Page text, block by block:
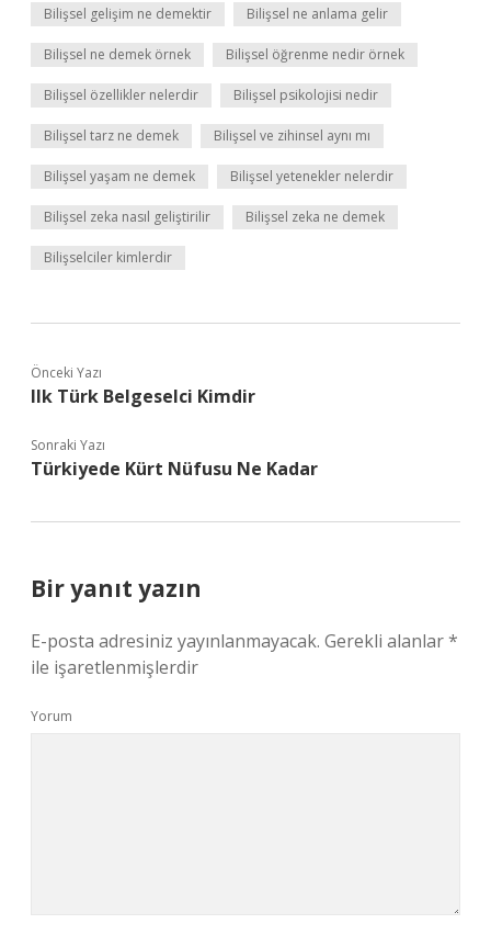
Bilişsel gelişim ne demektir Bilişsel ne anlama gelir
Bilişsel ne demek örnek Bilişsel öğrenme nedir örnek
Bilişsel özellikler nelerdir Bilişsel psikolojisi nedir
Bilişsel tarz ne demek Bilişsel ve zihinsel aynı mı
Bilişsel yaşam ne demek Bilişsel yetenekler nelerdir
Bilişsel zeka nasıl geliştirilir Bilişsel zeka ne demek
Bilişselciler kimlerdir
Önceki Yazı
Ilk Türk Belgeselci Kimdir
Sonraki Yazı
Türkiyede Kürt Nüfusu Ne Kadar
Bir yanıt yazın
E-posta adresiniz yayınlanmayacak. Gerekli alanlar*
ile işaretlenmişlerdir
Yorum